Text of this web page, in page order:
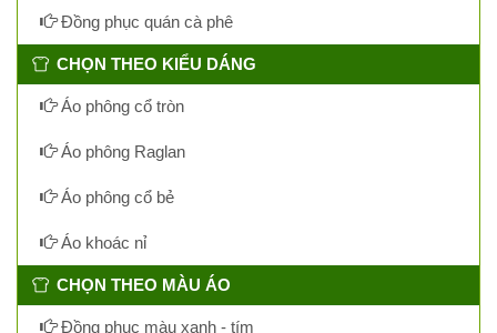
Đồng phục quán cà phê
CHỌN THEO KIỂU DÁNG
Áo phông cổ tròn
Áo phông Raglan
Áo phông cổ bẻ
Áo khoác nỉ
CHỌN THEO MÀU ÁO
Đồng phục màu xanh - tím